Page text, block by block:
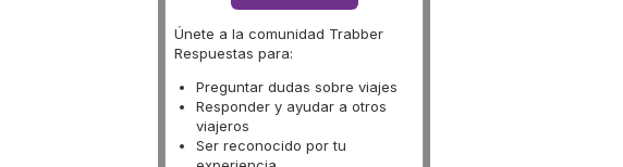
Únete a la comunidad Trabber
Respuestas para:
Preguntar dudas sobre viajes
Responder y ayudar a otros
viajeros
Ser reconocido por tu